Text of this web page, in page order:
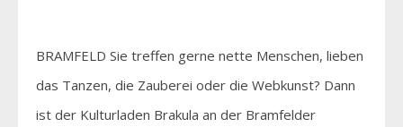
BRAMFELD Sie treffen gerne nette Menschen, lieben
das Tanzen, die Zauberei oder die Webkunst? Dann
ist der Kulturladen Brakula an der Bramfelder